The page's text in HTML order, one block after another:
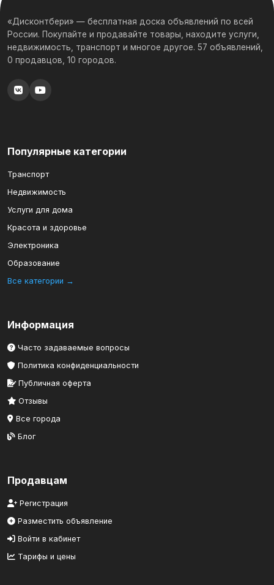
«Дисконтбери» — бесплатная доска объявлений по всей
России. Покупайте и продавайте товары, находите услуги,
недвижимость, транспорт и многое другое. 57 объявлений,
0 продавцов, 10 городов.
Популярные категории
Транспорт
Недвижимость
Услуги для дома
Красота и здоровье
Электроника
Образование
Все категории →
Информация
Часто задаваемые вопросы
Политика конфиденциальности
Публичная оферта
Отзывы
Все города
Блог
Продавцам
Регистрация
Разместить объявление
Войти в кабинет
Тарифы и цены